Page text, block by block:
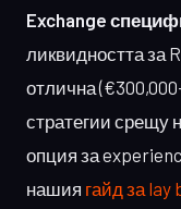
Exchange
ликвидността за
отлична
стратегии срещу
опция за
нашия гайд за lay